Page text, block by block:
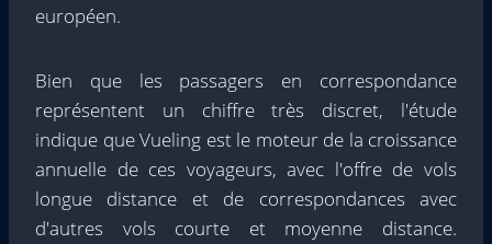
européen.
Bien que les passagers en correspondance
représentent un chiffre très discret, l'étude
indique que Vueling est le moteur de la croissance
annuelle de ces voyageurs, avec l'offre de vols
longue distance et de correspondances avec
d'autres vols courte et moyenne distance.